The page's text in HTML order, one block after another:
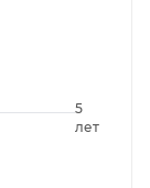
5
лет